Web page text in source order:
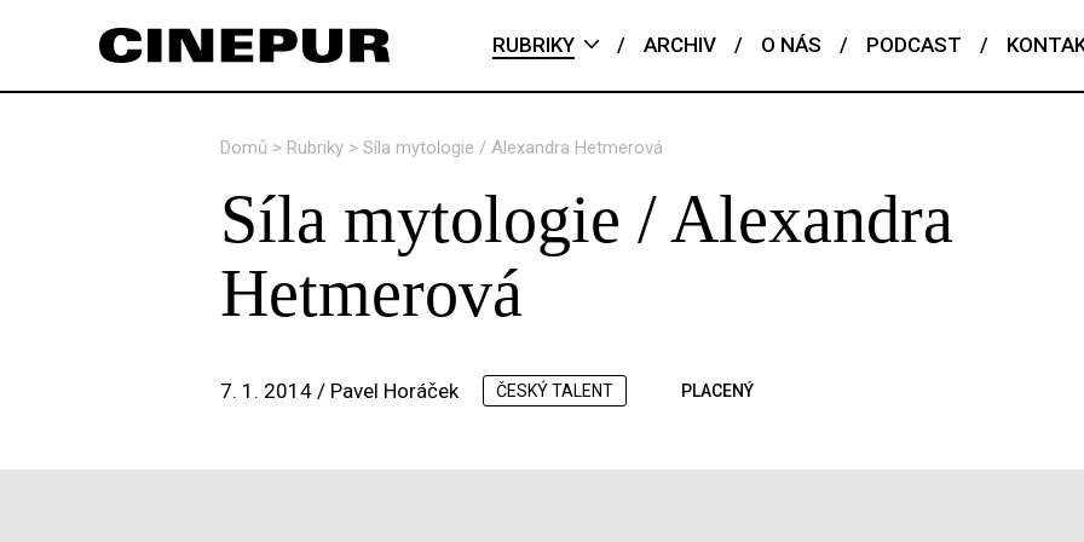
RUBRIKY / ARCHIV / O NÁS / PODCAST /
Domů > Rubriky > Síla mytologie / Alexandra Hetmerová
Síla mytologie / Alexandra
Hetmerová
7. 1. 2014 / Pavel Horáček ČESKÝ TALENT PLACENÝ